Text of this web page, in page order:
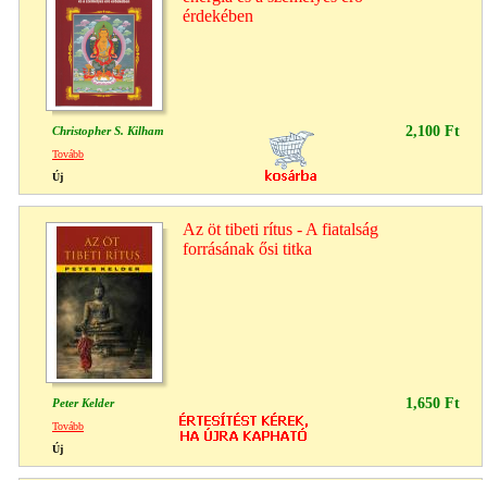
érdekében
Christopher S. Kilham 2,100 Ft
Tovább
Új
Az öt tibeti rítus - A fiatalság
forrásának ősi titka
Peter Kelder 1,650 Ft
Tovább
Új